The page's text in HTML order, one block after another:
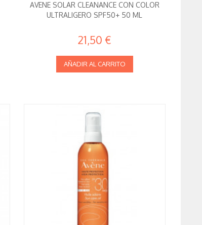
AVENE SOLAR CLEANANCE CON COLOR
ULTRALIGERO SPF50+ 50 ML
21,50 €
AÑADIR AL CARRITO